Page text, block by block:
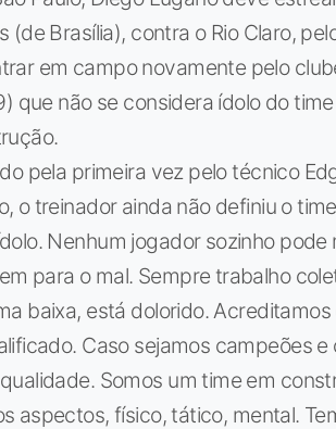
(de Brasília), contra o Rio Claro,
em campo novamente pelo
que não se considera ídolo do
pela primeira vez pelo técnico
o treinador ainda não definiu o
Nenhum jogador sozinho
para o mal. Sempre trabalho
baixa, está dolorido.
Caso sejamos campeões
Somos um time em
aspectos, físico, tático, mental.